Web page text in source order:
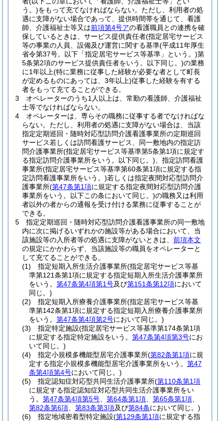
う。)をもって充てなければならない。 ただし、利用者の処
遇に支障がない場合であって、提供時間帯を通じて、看護
師、介護福祉士等又は前項第4号アの看護職員との連携を確
保しているときは、サービス提供責任者(指定居宅サービス
等の事業の人員、設備及び運営に関する基準(平成11年厚生
省令第37号。以下「指定居宅サービス等基準」という。)第
5条第2項のサービス提供責任者をいう。以下同じ。)の業務
に1年以上(特に業務に従事した経験が必要な者として町長
が定めるものにあっては、3年以上)従事した経験を有する
者をもって充てることができる。
3
オペレーターのうち1人以上は、常勤の看護師、介護福祉
士等でなければならない。
4
オペレーターは、専らその職務に従事する者でなければな
らない。 ただし、利用者の処遇に支障がない場合は、当該
指定定期巡回・随時対応型訪問介護看護事業所の定期巡回
サービス若しくは訪問看護サービス、同一敷地内の指定訪
問介護事業所(指定居宅サービス等基準第5条第1項に規定す
る指定訪問介護事業所をいう。以下同じ。) 、指定訪問看護
事業所(指定居宅サービス等基準第60条第1項に規定する指
定訪問看護事業所をいう。)若しくは指定夜間対応型訪問介
護事業所(第47条第1項に規定する指定夜間対応型訪問介護
事業所をいう。以下この条において同じ。)の職務又は利用
者以外の者からの通報を受け付ける業務に従事することが
できる。
5
指定定期巡回・随時対応型訪問介護看護事業所の同一敷地
内に次に掲げるいずれかの施設等がある場合において、当
該施設等の入所者等の処遇に支障がないときは、 前項本文
の規定にかかわらず、当該施設等の職員をオペレーターと
して充てることができる。
(1)
指定短期入所生活介護事業所(指定居宅サービス等基
準第121条第1項に規定する指定短期入所生活介護事業所
をいう。 第47条第4項第1号及び第151条第12項において
同じ。)
(2)
指定短期入所療養介護事業所(指定居宅サービス等基
準第142条第1項に規定する指定短期入所療養介護事業所
をいう。 第47条第4項第2号において同じ。)
(3)
指定特定施設(指定居宅サービス等基準第174条第1項
に規定する指定特定施設をいう。 第47条第4項第3号にお
いて同じ。)
(4)
指定小規模多機能型居宅介護事業所(第82条第1項に規
定する指定小規模多機能型居宅介護事業所をいう。 第47
条第4項第4号において同じ。)
(5)
指定認知症対応型共同生活介護事業所(第110条第1項
に規定する指定認知症対応型共同生活介護事業所をい
う。 第47条第4項第5号 第64条第1項 第65条第1項
第82条第6項
第83条第3項及び第84条において同じ。)
(6)
指定地域密着型特定施設(第129条第1項に規定する指